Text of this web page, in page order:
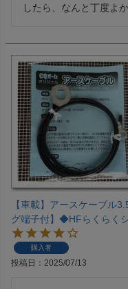
したら、なんと丁度よ
【車載】アースケーブル
グ端子付】◆HFらくらく
購入者
投稿日 2025/07/13